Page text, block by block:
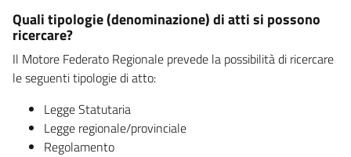
Quali tipologie (denominazione) di atti si possono
ricercare?
Il Motore Federato Regionale prevede la possibilità di ricercare
le seguenti tipologie di atto:
Legge Statutaria
Legge regionale/provinciale
Regolamento